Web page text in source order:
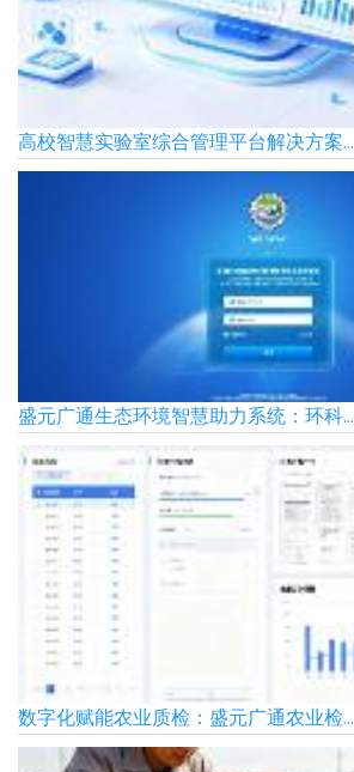
高校智慧实验室综合管理平台解决方案...
盛元广通生态环境智慧助力系统：环科...
数字化赋能农业质检：盛元广通农业检...